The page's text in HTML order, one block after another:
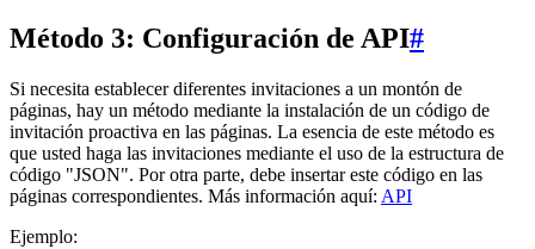
Método 3: Configuración de API#
Si necesita establecer diferentes invitaciones a un montón de
páginas, hay un método mediante la instalación de un código de
invitación proactiva en las páginas. La esencia de este método es
que usted haga las invitaciones mediante el uso de la estructura de
código "JSON". Por otra parte, debe insertar este código en las
páginas correspondientes. Más información aquí: API
Ejemplo: